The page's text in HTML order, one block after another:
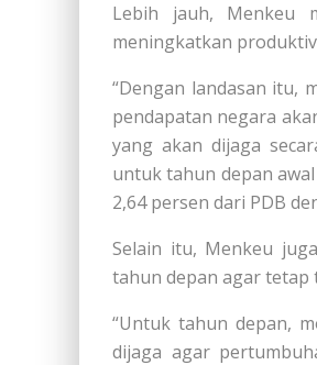
Lebih jauh, Menkeu
meningkatkan
“Dengan landasan itu,
pendapatan negara
yang akan dijaga
untuk tahun depan
2,64 persen dari PDB
Selain itu, Menkeu
tahun depan agar tetap
“Untuk tahun depan,
dijaga agar